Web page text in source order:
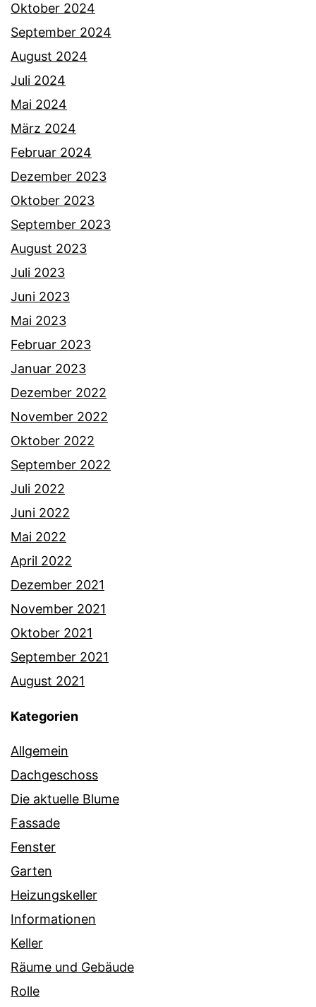
Oktober 2024
September 2024
August 2024
Juli 2024
Mai 2024
März 2024
Februar 2024
Dezember 2023
Oktober 2023
September 2023
August 2023
Juli 2023
Juni 2023
Mai 2023
Februar 2023
Januar 2023
Dezember 2022
November 2022
Oktober 2022
September 2022
Juli 2022
Juni 2022
Mai 2022
April 2022
Dezember 2021
November 2021
Oktober 2021
September 2021
August 2021
Kategorien
Allgemein
Dachgeschoss
Die aktuelle Blume
Fassade
Fenster
Garten
Heizungskeller
Informationen
Keller
Räume und Gebäude
Rolle